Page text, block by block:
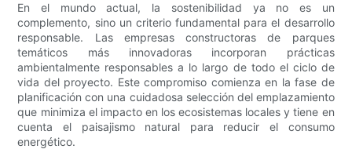
En el mundo actual, la sostenibilidad ya no es un
complemento, sino un criterio fundamental para el desarrollo
responsable. Las empresas constructoras de parques
temáticos más innovadoras incorporan prácticas
ambientalmente responsables a lo largo de todo el ciclo de
vida del proyecto. Este compromiso comienza en la fase de
planificación con una cuidadosa selección del emplazamiento
que minimiza el impacto en los ecosistemas locales y tiene en
cuenta el paisajismo natural para reducir el consumo
energético.